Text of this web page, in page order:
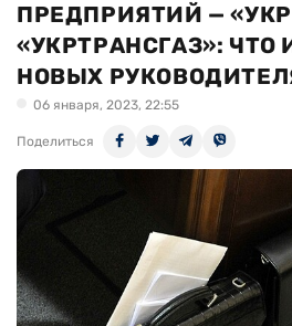
ПРЕДПРИЯТИЙ —
«УКРТРАНСГАЗ»: ЧТО
НОВЫХ
06 января, 2023, 22:55
Поделиться